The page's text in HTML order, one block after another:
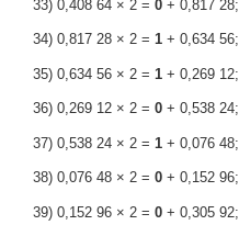
33) 0,408 64 × 2 = 0+ 0,817 28;
34) 0,817 28 × 2 = 1+ 0,634 56;
35) 0,634 56 × 2 = 1+ 0,269 12;
36) 0,269 12 × 2 = 0+ 0,538 24;
37) 0,538 24 × 2 = 1+ 0,076 48;
38) 0,076 48 × 2 = 0+ 0,152 96;
39) 0,152 96 × 2 = 0+ 0,305 92;